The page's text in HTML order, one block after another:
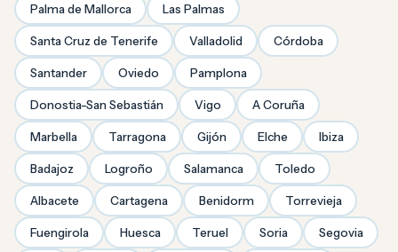
Palma de Mallorca Las Palmas
Santa Cruz de Tenerife Valladolid Córdoba
Santander Oviedo Pamplona
Donostia-San Sebastián Vigo A Coruña
Marbella Tarragona Gijón Elche Ibiza
Badajoz Logroño Salamanca Toledo
Albacete Cartagena Benidorm Torrevieja
Fuengirola Huesca Teruel Soria Segovia